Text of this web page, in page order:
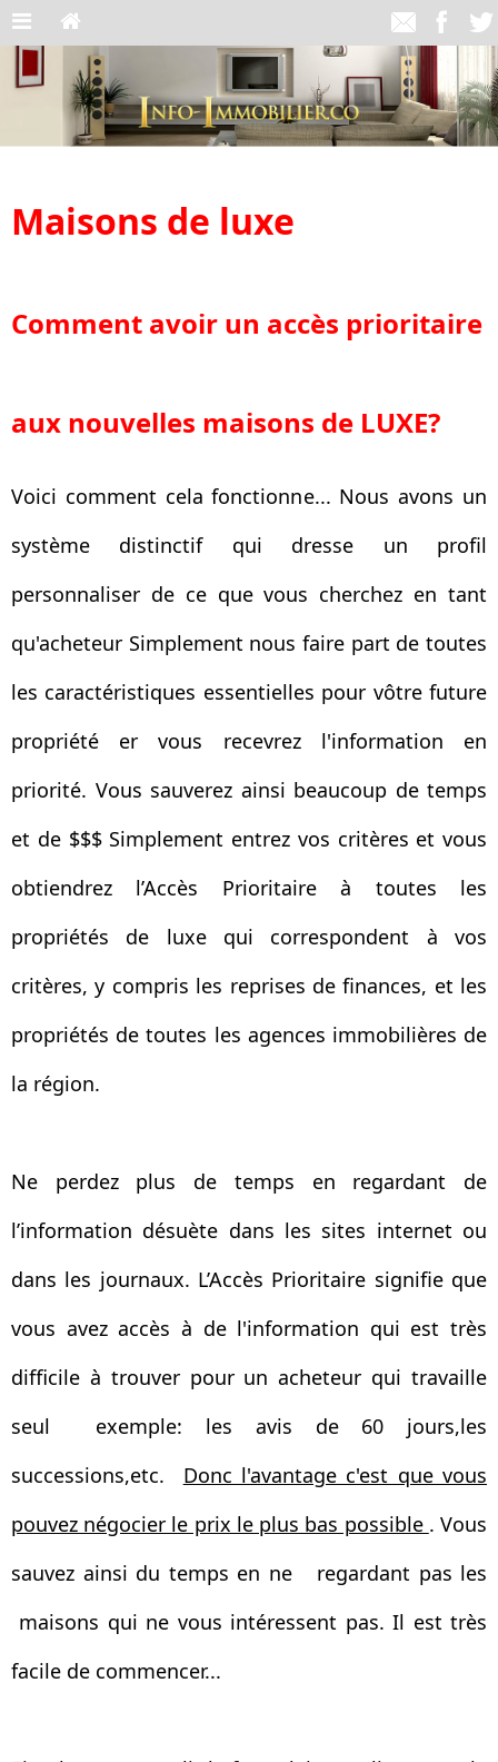
Maisons de luxe
Comment avoir un accès prioritaire
aux nouvelles maisons de LUXE?
Voici comment cela fonctionne... Nous avons un
système distinctif qui dresse un profil
personnaliser de ce que vous cherchez en tant
qu'acheteur Simplement nous faire part de toutes
les caractéristiques essentielles pour vôtre future
propriété er vous recevrez l'information en
priorité. Vous sauverez ainsi beaucoup de temps
et de $$$ Simplement entrez vos critères et vous
obtiendrez l’Accès Prioritaire à toutes les
propriétés de luxe qui correspondent à vos
critères, y compris les reprises de finances, et les
propriétés de toutes les agences immobilières de
la région.
Ne perdez plus de temps en regardant de
l’information désuète dans les sites internet ou
dans les journaux. L’Accès Prioritaire signifie que
vous avez accès à de l'information qui est très
difficile à trouver pour un acheteur qui travaille
seul exemple: les avis de 60 jours,les
successions,etc. Donc l'avantage c'est que vous
pouvez négocier le prix le plus bas possible . Vous
sauvez ainsi du temps en ne regardant pas les
maisons qui ne vous intéressent pas. Il est très
facile de commencer...